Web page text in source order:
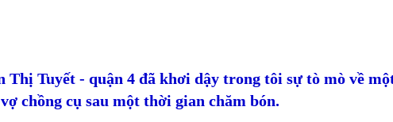
Thị Tuyết - quận 4 đã khơi dậy trong tôi sự tò mò về
chồng cụ sau một thời gian chăm bón.